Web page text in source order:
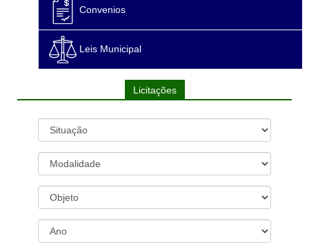
Convenios
Leis Municipal
Licitações